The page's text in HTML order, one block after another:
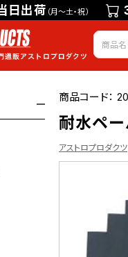
日出荷 （月～土・祝）
商品コード：
耐水ペ
アストロプロダクツ